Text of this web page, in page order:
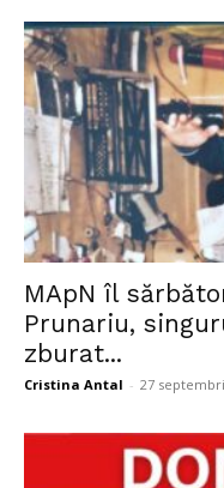
MApN îl
Prunariu,
zburat...
Cristina Antal - 27